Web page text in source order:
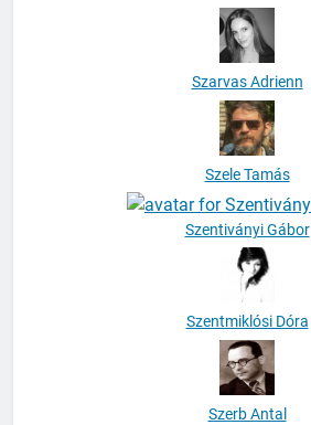
Szarvas Adrienn
Szele Tamás
Szentiványi Gábor
Szentmiklósi Dóra
Szerb Antal